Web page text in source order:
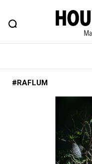
FEATURE
ヒップなファッション
#注目のタグ
#ESSENTIAL
#NEW VINTAGE
#路地裏てぃーん。
#RAFLUM